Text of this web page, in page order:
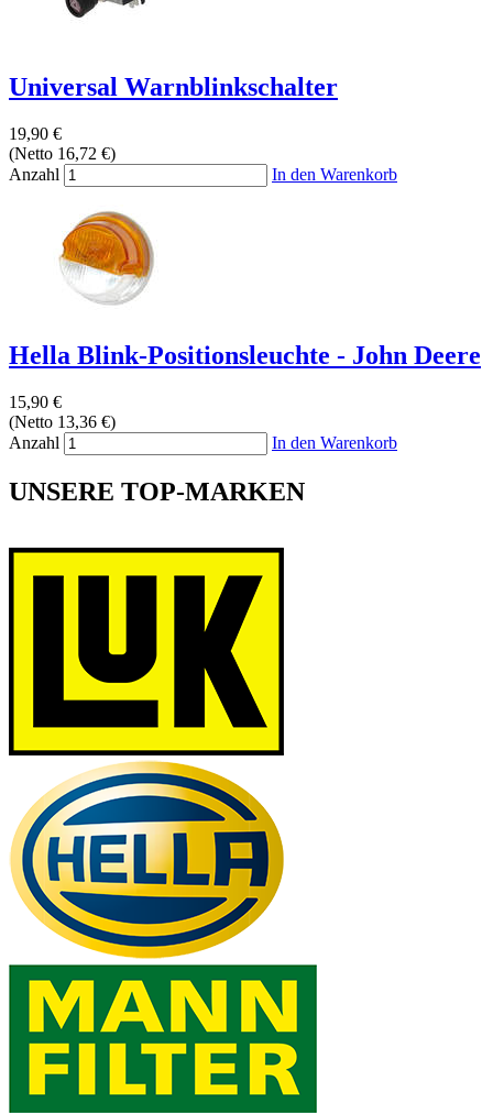
Universal Warnblinkschalter
19,90 €
(Netto 16,72 €)
Anzahl
In den Warenkorb
Hella Blink-Positionsleuchte - John Deere
15,90 €
(Netto 13,36 €)
Anzahl
In den Warenkorb
UNSERE TOP-MARKEN